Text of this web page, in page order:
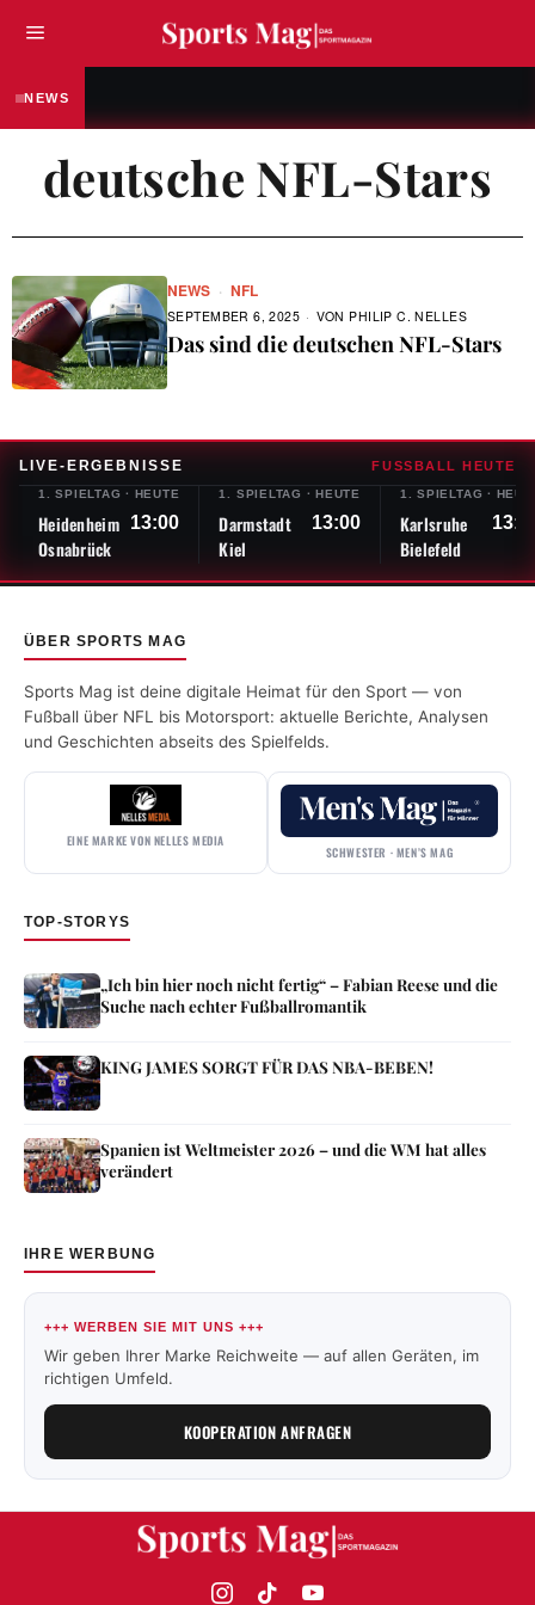
NEWS
deutsche NFL-Stars
NEWS · NFL
Das sind die deutschen NFL-Stars
SEPTEMBER 6, 2025 VON PHILIP C. NELLES
LIVE-ERGEBNISSE FUSSBALL HEUTE
1. SPIELTAG · HEUTE
Heidenheim 13:00
Osnabrück
1. SPIELTAG ·HEUTE
Darmstadt 13:00
Kiel
1. SPIELTAG ·
Karlsruhe
Bielefeld
ÜBER SPORTS MAG
Sports Mag ist deine digitale Heimat für den Sport — von
Fußball über NFL bis Motorsport: aktuelle Berichte, Analysen
und Geschichten abseits des Spielfelds.
EINE MARKE VON NELLES MEDIA
SCHWESTER · MEN’S MAG
TOP-STORYS
„Ich bin hier noch nicht fertig“ – Fabian Reese und die
Suche nach echter Fußballromantik
KING JAMES SORGT FÜR DAS NBA-BEBEN!
Spanien ist Weltmeister 2026 – und die WM hat alles
verändert
IHRE WERBUNG
+++ WERBEN SIE MIT UNS +++
Wir geben Ihrer Marke Reichweite — auf allen Geräten, im
richtigen Umfeld.
KOOPERATION ANFRAGEN